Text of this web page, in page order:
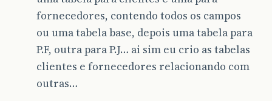
fornecedores, contendo todos os campos
ou uma tabela base, depois uma tabela para
P.F, outra para P.J… ai sim eu crio as tabelas
clientes e fornecedores relacionando com
outras…